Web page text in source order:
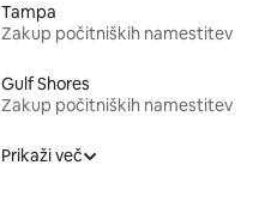
Tampa
Zakup počitniških namestitev
Gulf Shores
Zakup počitniških namestitev
Prikaži več